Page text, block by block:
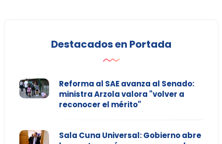
Destacados en Portada
Reforma al SAE avanza al Senado:
ministra Arzola valora "volver a
reconocer el mérito"
Sala Cuna Universal: Gobierno abre